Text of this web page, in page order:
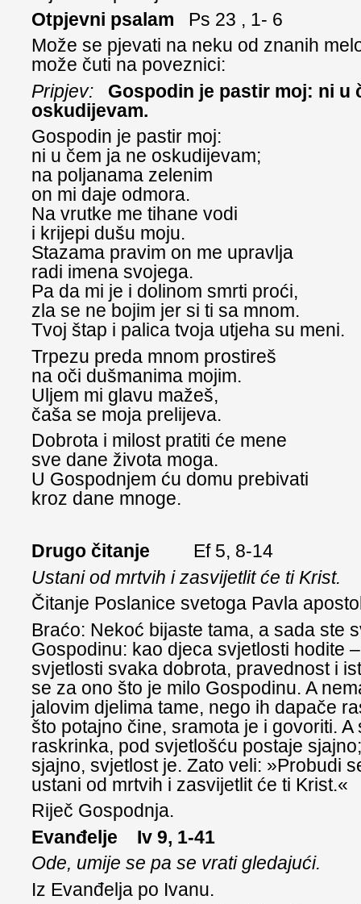
Otpjevni psalam Ps 23 , 1- 6
Može se pjevati na neku od znanih
može čuti na poveznici:
Pripjev: Gospodin je pastir moj: ni u
oskudijevam.
Gospodin je pastir moj:
ni u čem ja ne oskudijevam;
na poljanama zelenim
on mi daje odmora.
Na vrutke me tihane vodi
i krijepi dušu moju.
Stazama pravim on me upravlja
radi imena svojega.
Pa da mi je i dolinom smrti proći,
zla se ne bojim jer si ti sa mnom.
Tvoj štap i palica tvoja utjeha su meni.
Trpezu preda mnom prostireš
na oči dušmanima mojim.
Uljem mi glavu mažeš,
čaša se moja prelijeva.
Dobrota i milost pratiti će mene
sve dane života moga.
U Gospodnjem ću domu prebivati
kroz dane mnoge.
Drugo čitanje Ef 5, 8-14
Ustani od mrtvih i zasvijetlit će ti Krist.
Čitanje Poslanice svetoga Pavla
Braćo: Nekoć bijaste tama, a sada ste
Gospodinu: kao djeca svjetlosti hodite
svjetlosti svaka dobrota, pravednost i
se za ono što je milo Gospodinu. A
jalovim djelima tame, nego ih dapače
što potajno čine, sramota je i govoriti. A
raskrinka, pod svjetlošću postaje
sjajno, svjetlost je. Zato veli: »Probudi
ustani od mrtvih i zasvijetlit će ti Krist.«
Riječ Gospodnja.
Evanđelje Iv 9, 1-41
Ode, umije se pa se vrati gledajući.
Iz Evanđelja po Ivanu.